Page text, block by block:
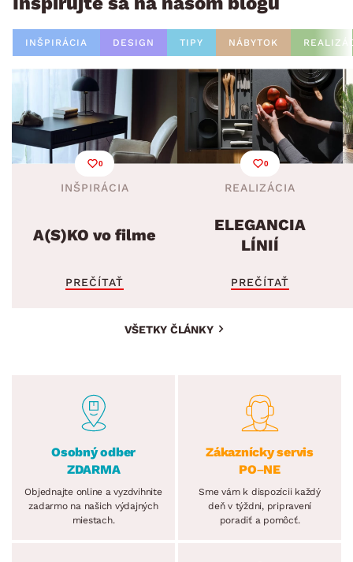
INŠPIRÁCIA DESIGN TIPY NÁBYTOK
0
INŠPIRÁCIA
A(S)KO vo filme
PREČÍTAŤ
0
REALIZÁCIA
ELEGANCIA
LÍNIÍ
PREČÍTAŤ
VŠETKY ČLÁNKY
Osobný odber
ZDARMA
Objednajte online a vyzdvihnite
zadarmo na našich výdajných
miestach.
Zákaznícky servis
PO–NE
Sme vám k dispozícii každý
deň v týždni, pripravení
poradiť a pomôcť.